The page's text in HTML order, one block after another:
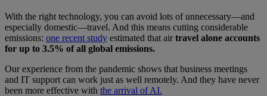
With the right technology, you can avoid lots of unnecessary—and
especially domestic—travel. And this means cutting considerable
emissions: one recent study estimated that airtravel alone accounts
for up to 3.5% of all global emissions.
Our experience from the pandemic shows that business meetings
and IT support can work just as well remotely. And they have never
been more effective with the arrival of AI.